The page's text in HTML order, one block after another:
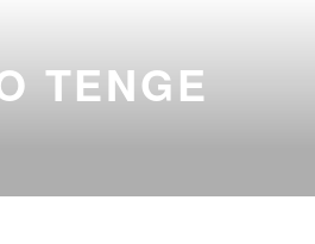
TENGE